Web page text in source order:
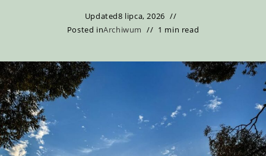
Updated8 lipca, 2026
Posted inArchiwum 1 min read